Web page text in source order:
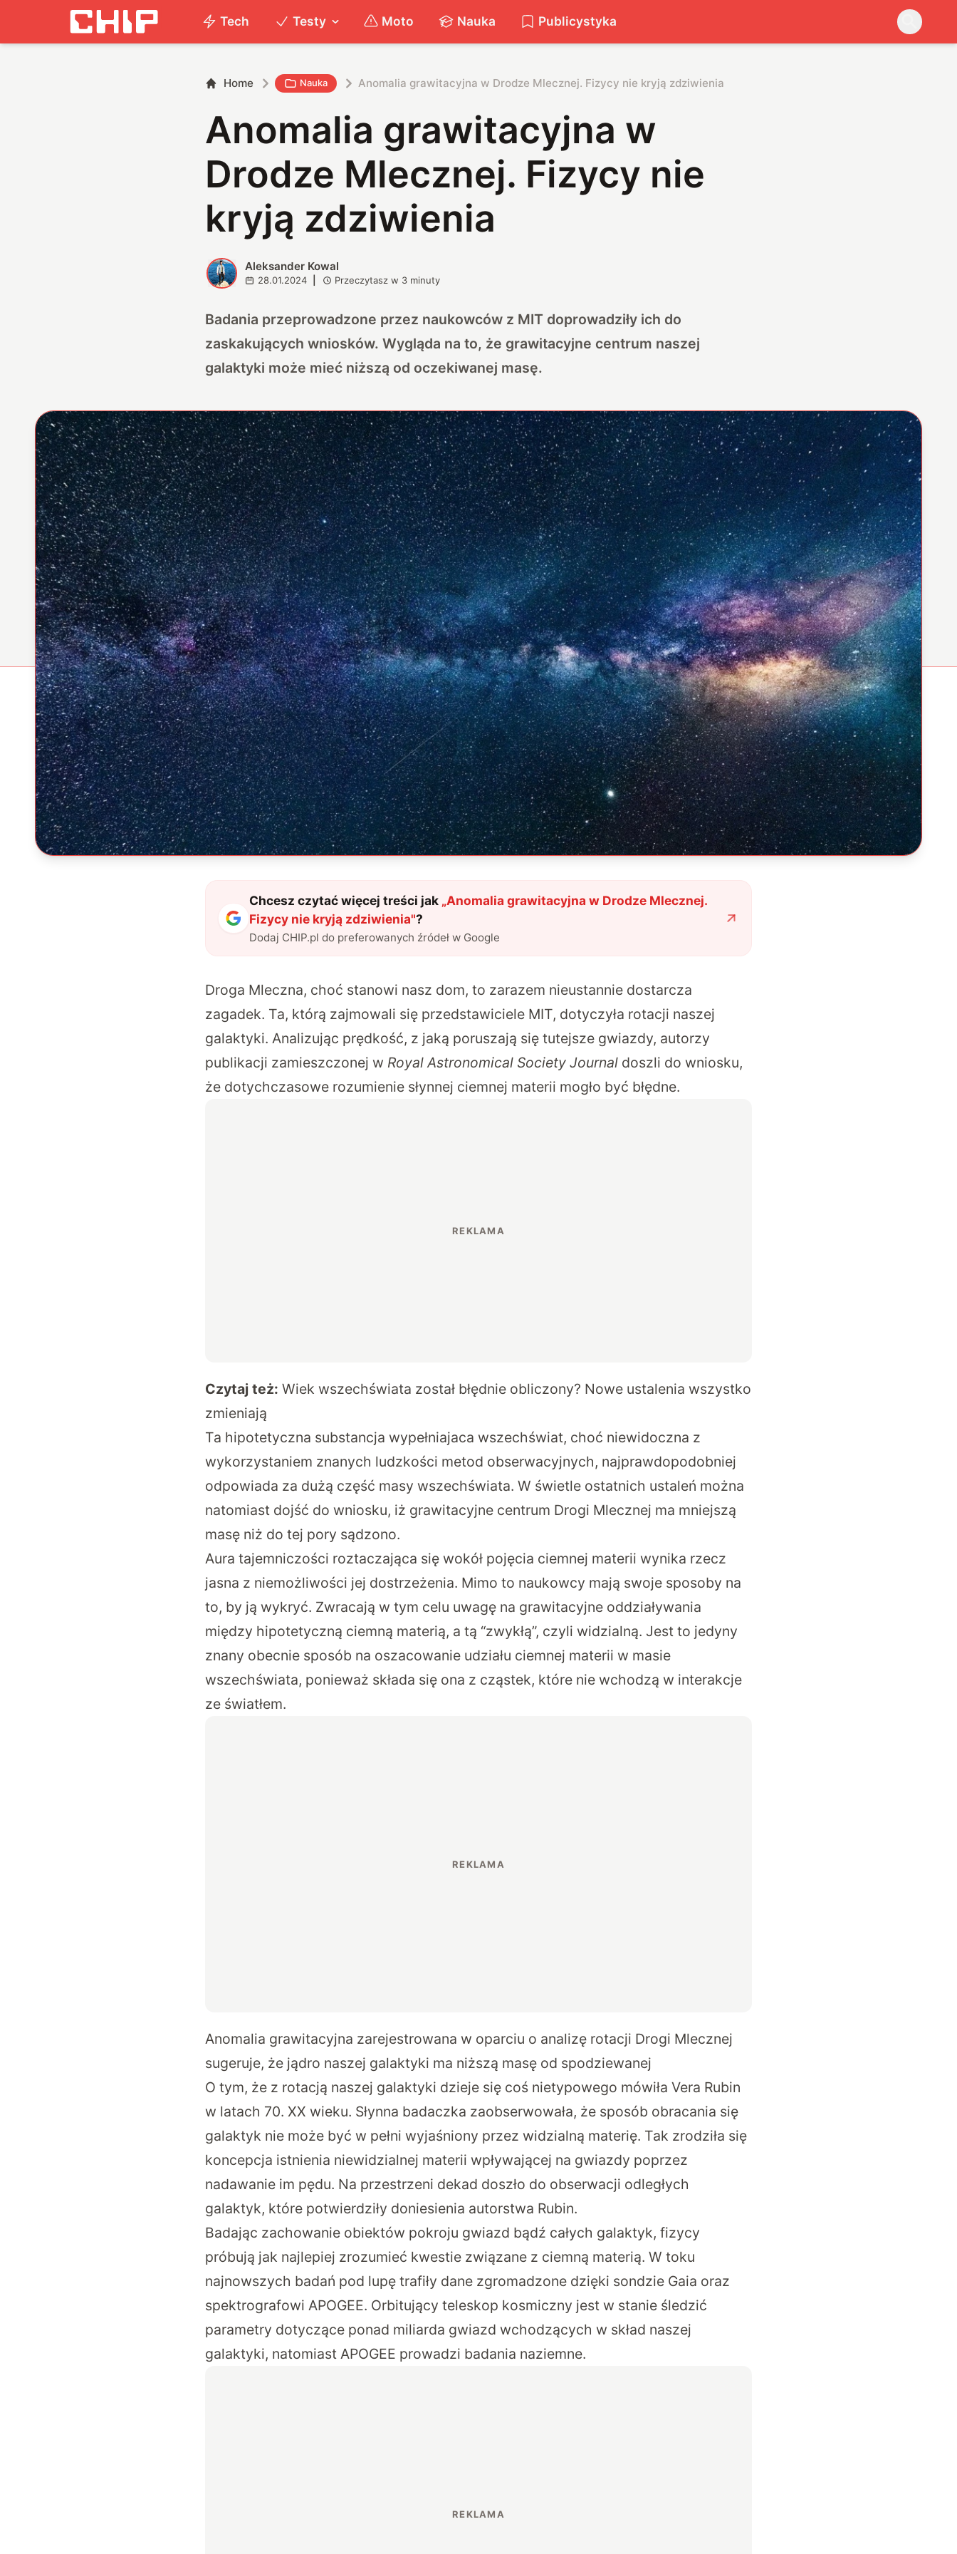
Tech Testy Moto Nauka Publicystyka
Home Nauka Anomalia grawitacyjna w Drodze Mlecznej. Fizycy nie kryją zdziwienia
Anomalia grawitacyjna w
Drodze Mlecznej. Fizycy nie
kryją zdziwienia
A Aleksander Kowal
28.01.2024 Przeczytasz w 3 minuty
Badania przeprowadzone przez naukowców z MIT doprowadziły ich do
zaskakujących wniosków. Wygląda na to, że grawitacyjne centrum naszej
galaktyki może mieć niższą od oczekiwanej masę.
Chcesz czytać więcej treści jak „Anomalia grawitacyjna w Drodze Mlecznej.
Fizycy nie kryją zdziwienia"?
Dodaj CHIP.pl do preferowanych źródeł w Google
Droga Mleczna, choć stanowi nasz dom, to zarazem nieustannie dostarcza
zagadek. Ta, którą zajmowali się przedstawiciele MIT, dotyczyła rotacji naszej
galaktyki. Analizując prędkość, z jaką poruszają się tutejsze gwiazdy, autorzy
publikacji zamieszczonej w Royal Astronomical Society Journal doszli do wniosku,
że dotychczasowe rozumienie słynnej ciemnej materii mogło być błędne.
Czytaj też: Wiek wszechświata został błędnie obliczony? Nowe ustalenia wszystko
zmieniają
Ta hipotetyczna substancja wypełniajaca wszechświat, choć niewidoczna z
wykorzystaniem znanych ludzkości metod obserwacyjnych, najprawdopodobniej
odpowiada za dużą część masy wszechświata. W świetle ostatnich ustaleń można
natomiast dojść do wniosku, iż grawitacyjne centrum Drogi Mlecznej ma mniejszą
masę niż do tej pory sądzono.
Aura tajemniczości roztaczająca się wokół pojęcia ciemnej materii wynika rzecz
jasna z niemożliwości jej dostrzeżenia. Mimo to naukowcy mają swoje sposoby na
to, by ją wykryć. Zwracają w tym celu uwagę na grawitacyjne oddziaływania
między hipotetyczną ciemną materią, a tą “zwykłą”, czyli widzialną. Jest to jedyny
znany obecnie sposób na oszacowanie udziału ciemnej materii w masie
wszechświata, ponieważ składa się ona z cząstek, które nie wchodzą w interakcje
ze światłem.
Anomalia grawitacyjna zarejestrowana w oparciu o analizę rotacji Drogi Mlecznej
sugeruje, że jądro naszej galaktyki ma niższą masę od spodziewanej
O tym, że z rotacją naszej galaktyki dzieje się coś nietypowego mówiła Vera Rubin
w latach 70. XX wieku. Słynna badaczka zaobserwowała, że sposób obracania się
galaktyk nie może być w pełni wyjaśniony przez widzialną materię. Tak zrodziła się
koncepcja istnienia niewidzialnej materii wpływającej na gwiazdy poprzez
nadawanie im pędu. Na przestrzeni dekad doszło do obserwacji odległych
galaktyk, które potwierdziły doniesienia autorstwa Rubin.
Badając zachowanie obiektów pokroju gwiazd bądź całych galaktyk, fizycy
próbują jak najlepiej zrozumieć kwestie związane z ciemną materią. W toku
najnowszych badań pod lupę trafiły dane zgromadzone dzięki sondzie Gaia oraz
spektrografowi APOGEE. Orbitujący teleskop kosmiczny jest w stanie śledzić
parametry dotyczące ponad miliarda gwiazd wchodzących w skład naszej
galaktyki, natomiast APOGEE prowadzi badania naziemne.